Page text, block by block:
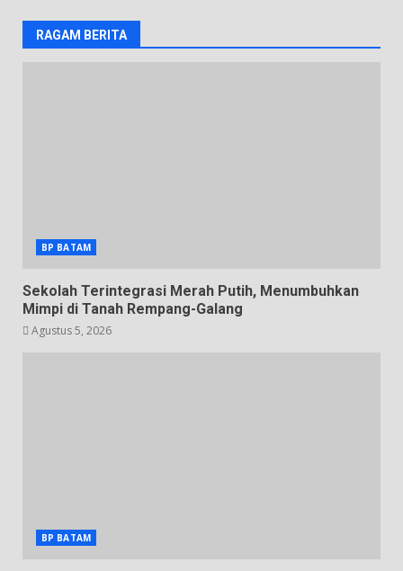
RAGAM BERITA
BP BATAM
Sekolah Terintegrasi Merah Putih, Menumbuhkan
Mimpi di Tanah Rempang-Galang
Agustus 5, 2026
BP BATAM